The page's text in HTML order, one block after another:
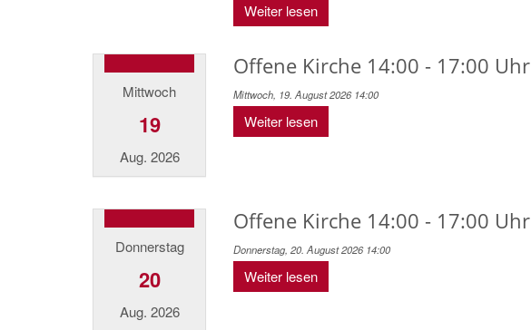
Weiter lesen
Mittwoch
19
Aug. 2026
Offene Kirche 14:00 - 17:00 Uhr
Mittwoch, 19. August 2026 14:00
Weiter lesen
Donnerstag
20
Aug. 2026
Offene Kirche 14:00 - 17:00 Uhr
Donnerstag, 20. August 2026 14:00
Weiter lesen